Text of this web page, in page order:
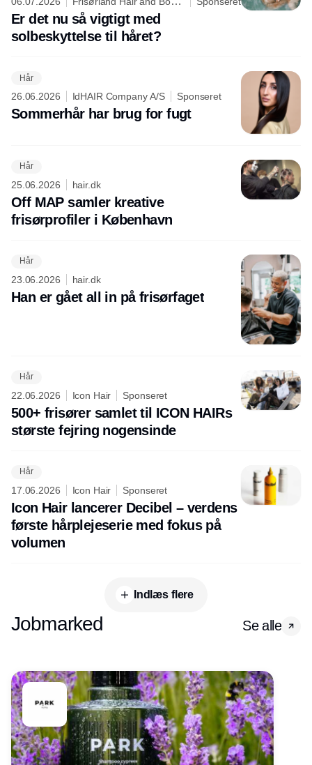
Care
Er det nu så vigtigt med
solbeskyttelse til håret?
Hår
26.06.2026 IdHAIR Company A/S Sponseret
Sommerhår har brug for fugt
Hår
25.06.2026 hair.dk
Off MAP samler kreative
frisørprofiler i København
Hår
23.06.2026 hair.dk
Han er gået all in på frisørfaget
Hår
22.06.2026 Icon Hair Sponseret
500+ frisører samlet til ICON HAIRs
største fejring nogensinde
Hår
17.06.2026 Icon Hair Sponseret
Icon Hair lancerer Decibel – verdens
første hårplejeserie med fokus på
volumen
Indlæs flere
Jobmarked Se alle